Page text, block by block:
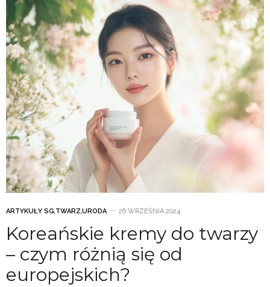
ARTYKUŁY SG,TWARZ,URODA 26 WRZEŚNIA 2024
Koreańskie kremy do twarzy
– czym różnią się od
europejskich?